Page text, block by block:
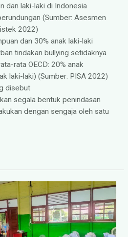
dan laki-laki di Indonesia
(Sumber: Asesmen
2022)
dan 30% anak laki-laki
tindakan bullying setidaknya
rata OECD: 20% anak
laki-laki) (Sumber: PISA 2022)
disebut
segala bentuk penindasan
dengan sengaja oleh satu